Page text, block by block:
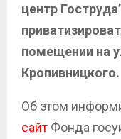
центр
помещении на
Кропивницкого.
Об этом
сайт Фонда